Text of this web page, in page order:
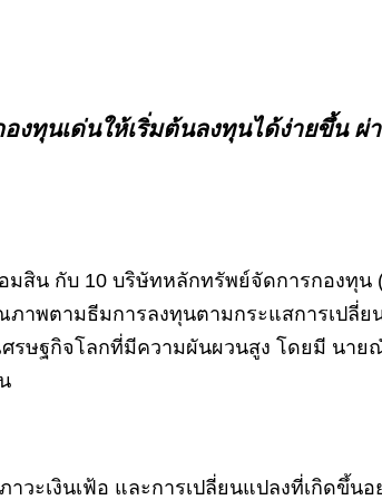
ทุนเด่นให้เริ่มต้นลงทุนได้ง่ายขึ้น ผ่
สิน กับ 10 บริษัทหลักทรัพย์จัดการกองทุน
ภาพตามธีมการลงทุนตามกระแสการเปลี่ย
ศรษฐกิจโลกที่มีความผันผวนสูง โดยมี นา
ะเงินเฟ้อ และการเปลี่ยนแปลงที่เกิดขึ้นอ